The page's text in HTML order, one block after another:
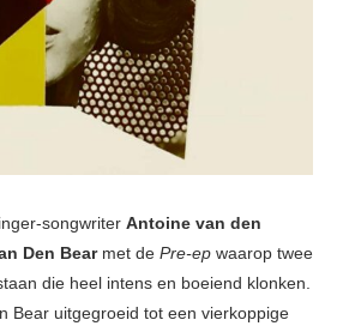
songwriter Antoine van den
Den Bearmet de Pre-ep waarop twee
die heel intens en boeiend klonken.
Bear uitgegroeid tot een vierkoppige